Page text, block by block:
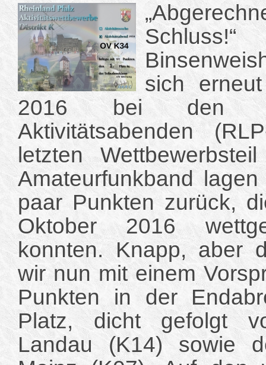
sich
2016 bei den
Aktivitätsabenden
letzten
Amateurfunkband
paar Punkten zurück,
Oktober 2016
konnten. Knapp, aber
wir nun mit einem
Punkten in der
Platz, dicht gefolgt
Landau (K14) sowie